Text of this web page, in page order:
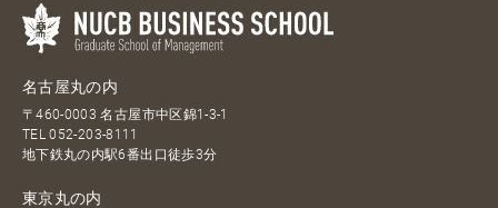
名古屋丸の内
〒460-0003 名古屋市中区錦1-3-1
TEL052-203-8111
地下鉄丸の内駅6番出口徒歩3分
東京丸の内